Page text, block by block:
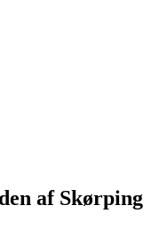
af Skørping